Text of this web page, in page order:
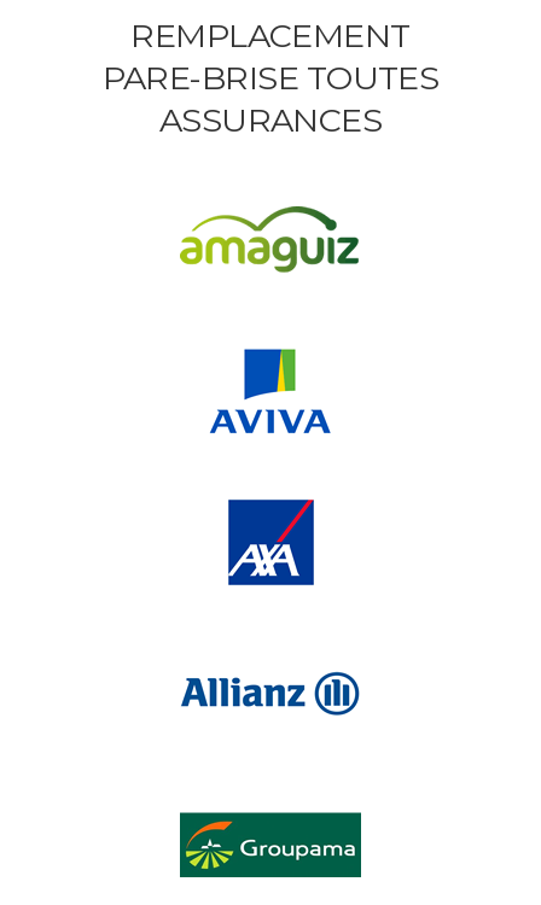
REMPLACEMENT
PARE-BRISE TOUTES
ASSURANCES